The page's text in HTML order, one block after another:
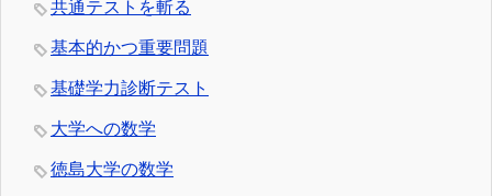
共通テストを斬る
基本的かつ重要問題
基礎学力診断テスト
大学への数学
徳島大学の数学